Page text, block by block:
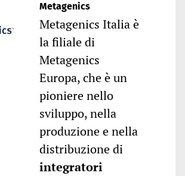
Metagenics
Metagenics Italia è
la filiale di
Metagenics
Europa, che è un
pioniere nello
sviluppo, nella
produzione e nella
distribuzione di
integratori